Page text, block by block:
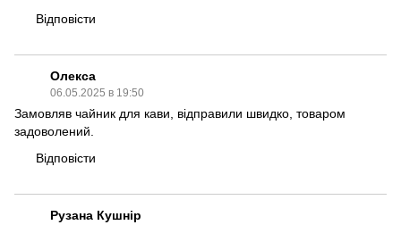
Відповісти
Олекса
06.05.2025 в 19:50
Замовляв чайник для кави, відправили швидко, товаром
задоволений.
Відповісти
Рузана Кушнір